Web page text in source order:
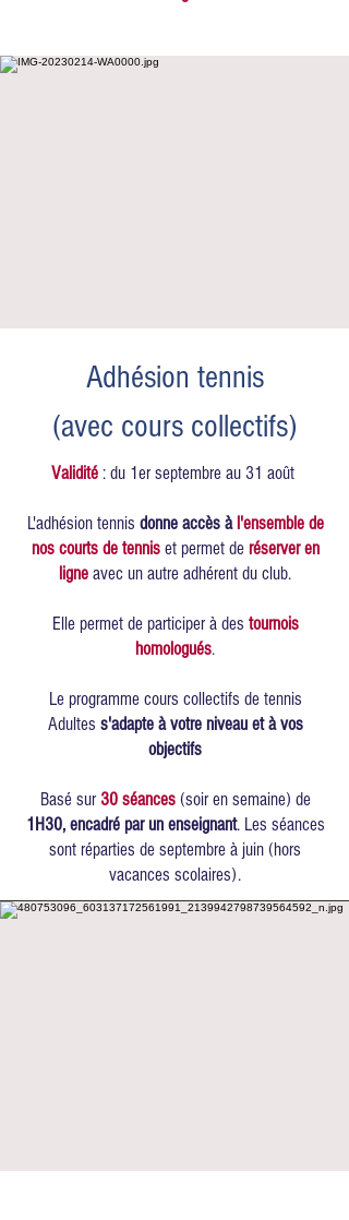
Adhésion tennis
(avec cours collectifs)
Validité : du 1er septembre au 31 août
L'adhésion tennis donne accès àl'ensemble de
nos courts de tenniset permet de réserver en
ligne avec un autre adhérent du club.
Elle permet de participer à des tournois
homologués.
Le programme cours collectifs de tennis
Adultes s'adapte à votre niveau et à vos
objectifs
Basé sur 30 séances (soir en semaine) de
1H30, encadré par un enseignant. Les séances
sont réparties de septembre à juin (hors
vacances scolaires).